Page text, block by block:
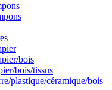
bois
bois/tissus
plastique/céramique/bois